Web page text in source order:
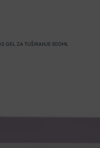
GEL ZA TUŠIRANJE 500ML